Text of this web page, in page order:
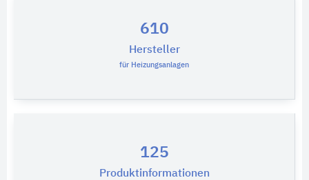
610
Hersteller
für Heizungsanlagen
125
Produktinformationen